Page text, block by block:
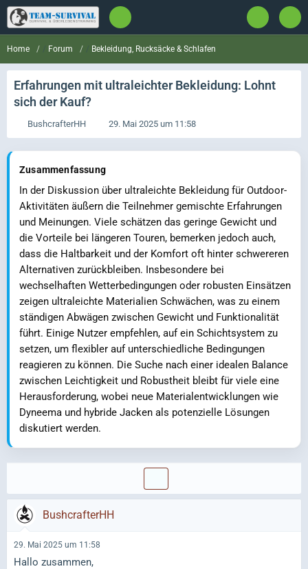
Home Forum Bekleidung, Rucksäcke & Schlafen
Erfahrungen mit ultraleichter Bekleidung: Lohnt
sich der Kauf?
BushcrafterHH 29. Mai 2025 um 11:58
Zusammenfassung
In der Diskussion über ultraleichte Bekleidung für Outdoor-
Aktivitäten äußern die Teilnehmer gemischte Erfahrungen
und Meinungen. Viele schätzen das geringe Gewicht und
die Vorteile bei längeren Touren, bemerken jedoch auch,
dass die Haltbarkeit und der Komfort oft hinter schwereren
Alternativen zurückbleiben. Insbesondere bei
wechselhaften Wetterbedingungen oder robusten Einsätzen
zeigen ultraleichte Materialien Schwächen, was zu einem
ständigen Abwägen zwischen Gewicht und Funktionalität
führt. Einige Nutzer empfehlen, auf ein Schichtsystem zu
setzen, um flexibler auf unterschiedliche Bedingungen
reagieren zu können. Die Suche nach einer idealen Balance
zwischen Leichtigkeit und Robustheit bleibt für viele eine
Herausforderung, wobei neue Materialentwicklungen wie
Dyneema und hybride Jacken als potenzielle Lösungen
diskutiert werden.
BushcrafterHH
29. Mai 2025 um 11:58
Hallo zusammen,